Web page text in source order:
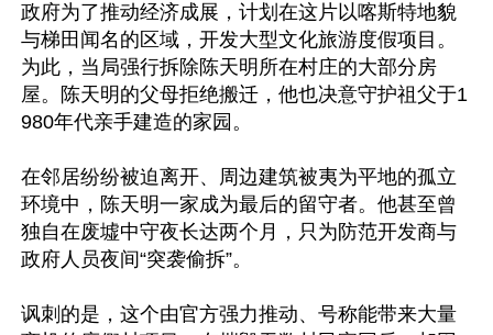
政府为了推动经济成展，计划在这片以喀斯特地貌
与梯田闻名的区域，开发大型文化旅游度假项目。
为此，当局强行拆除陈天明所在村庄的大部分房
屋。陈天明的父母拒绝搬迁，他也决意守护祖父于1
980年代亲手建造的家园。
在邻居纷纷被迫离开、周边建筑被夷为平地的孤立
环境中，陈天明一家成为最后的留守者。他甚至曾
独自在废墟中守夜长达两个月，只为防范开发商与
政府人员夜间“突袭偷拆”。
讽刺的是，这个由官方强力推动、号称能带来大量